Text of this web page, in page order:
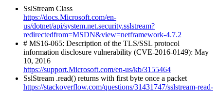
SslStream Class
https://docs.Microsoft.com/en-
us/dotnet/api/system.net.security.sslstream?
redirectedfrom=MSDN&view=netframework-4.7.2
# MS16-065: Description of the TLS/SSL protocol
information disclosure vulnerability (CVE-2016-0149): May
10, 2016
https://support.Microsoft.com/en-us/kb/3155464
SslStream .read() returns with first byte once a packet
https://stackoverflow.com/questions/31431747/sslstream-read-